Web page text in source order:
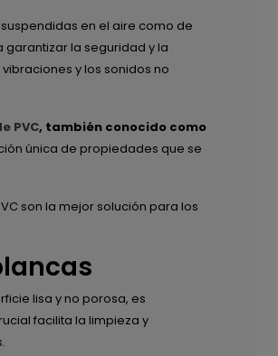
en el aire como de
garantizar la seguridad y la
y los sonidos no
PVC, también conocido como
única de propiedades que se
son la mejor solución para los
lisa y no porosa, es
facilita la limpieza y